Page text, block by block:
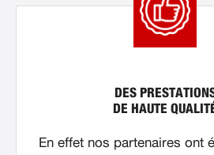
DES
DE HAUTE
En effet nos partenaires ont